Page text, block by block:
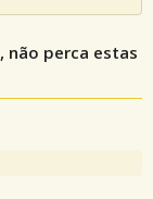
, não perca estas